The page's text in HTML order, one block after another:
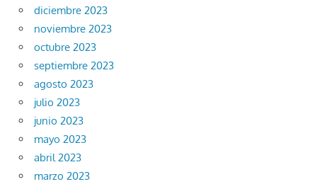
diciembre 2023
noviembre 2023
octubre 2023
septiembre 2023
agosto 2023
julio 2023
junio 2023
mayo 2023
abril 2023
marzo 2023